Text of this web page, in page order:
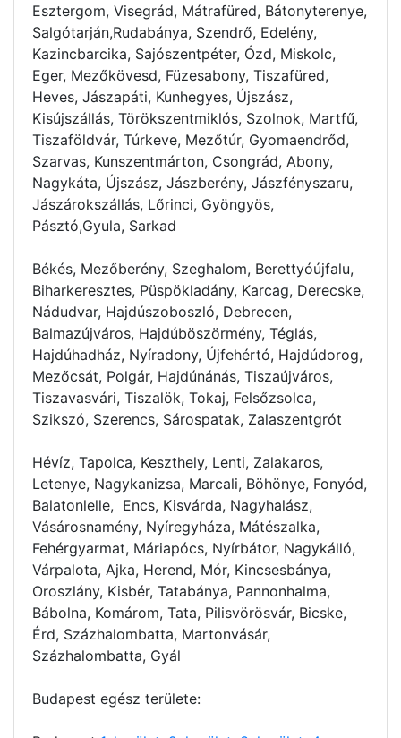
Esztergom, Visegrád, Mátrafüred, Bátonyterenye,
Salgótarján,Rudabánya, Szendrő, Edelény,
Kazincbarcika, Sajószentpéter, Ózd, Miskolc,
Eger, Mezőkövesd, Füzesabony, Tiszafüred,
Heves, Jászapáti, Kunhegyes, Újszász,
Kisújszállás, Törökszentmiklós, Szolnok, Martfű,
Tiszaföldvár, Túrkeve, Mezőtúr, Gyomaendrőd,
Szarvas, Kunszentmárton, Csongrád, Abony,
Nagykáta, Újszász, Jászberény, Jászfényszaru,
Jászárokszállás, Lőrinci, Gyöngyös,
Pásztó,Gyula, Sarkad
Békés, Mezőberény, Szeghalom, Berettyóújfalu,
Biharkeresztes, Püspökladány, Karcag, Derecske,
Nádudvar, Hajdúszoboszló, Debrecen,
Balmazújváros, Hajdúböszörmény, Téglás,
Hajdúhadház, Nyíradony, Újfehértó, Hajdúdorog,
Mezőcsát, Polgár, Hajdúnánás, Tiszaújváros,
Tiszavasvári, Tiszalök, Tokaj, Felsőzsolca,
Szikszó, Szerencs, Sárospatak, Zalaszentgrót
Hévíz, Tapolca, Keszthely, Lenti, Zalakaros,
Letenye, Nagykanizsa, Marcali, Böhönye, Fonyód,
Balatonlelle, Encs, Kisvárda, Nagyhalász,
Vásárosnamény, Nyíregyháza, Mátészalka,
Fehérgyarmat, Máriapócs, Nyírbátor, Nagykálló,
Várpalota, Ajka, Herend, Mór, Kincsesbánya,
Oroszlány, Kisbér, Tatabánya, Pannonhalma,
Bábolna, Komárom, Tata, Pilisvörösvár, Bicske,
Érd, Százhalombatta, Martonvásár,
Százhalombatta, Gyál
Budapest egész területe: